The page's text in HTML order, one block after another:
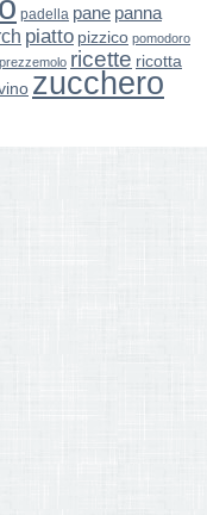
padella pane panna
piatto pizzico pomodoro
prezzemolo ricette ricotta
zucchero